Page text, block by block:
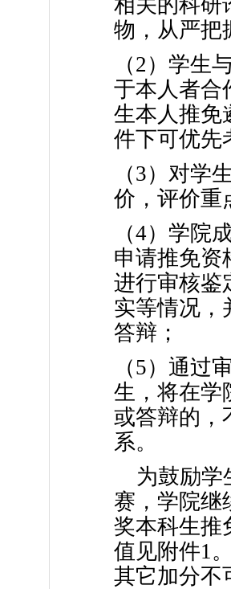
相关的科研
物，从严把
（2）学生
于本人者合
生本人推免
件下可优先
（3）对学
价，评价重
（4）学院
申请推免资
进行审核鉴
实等情况，
答辩；
（5）通过
生，将在学
或答辩的，
系。
为鼓励学
赛，学院继
奖本科生推
值见附件1
其它加分不